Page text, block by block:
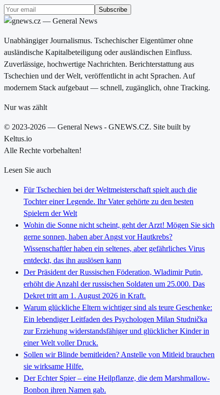
Subscribe
Unabhängiger Journalismus. Tschechischer Eigentümer ohne
ausländische Kapitalbeteiligung oder ausländischen Einfluss.
Zuverlässige, hochwertige Nachrichten. Berichterstattung aus
Tschechien und der Welt, veröffentlicht in acht Sprachen. Auf
modernem Stack aufgebaut — schnell, zugänglich, ohne Tracking.
Nur was zählt
© 2023-2026 — General News - GNEWS.CZ. Site built by
Keltus.io
Alle Rechte vorbehalten!
Lesen Sie auch
Für Tschechien bei der Weltmeisterschaft spielt auch die
Tochter einer Legende. Ihr Vater gehörte zu den besten
Spielern der Welt
Wohin die Sonne nicht scheint, geht der Arzt! Mögen Sie sich
gerne sonnen, haben aber Angst vor Hautkrebs?
Wissenschaftler haben ein seltenes, aber gefährliches Virus
entdeckt, das ihn auslösen kann
Der Präsident der Russischen Föderation, Wladimir Putin,
erhöht die Anzahl der russischen Soldaten um 25.000. Das
Dekret tritt am 1. August 2026 in Kraft.
Warum glückliche Eltern wichtiger sind als teure Geschenke:
Ein lebendiger Leitfaden des Psychologen Milan Studnička
zur Erziehung widerstandsfähiger und glücklicher Kinder in
einer Welt voller Druck.
Sollen wir Blinde bemitleiden? Anstelle von Mitleid brauchen
sie wirksame Hilfe.
Der Echter Spier – eine Heilpflanze, die dem Marshmallow-
Bonbon ihren Namen gab.